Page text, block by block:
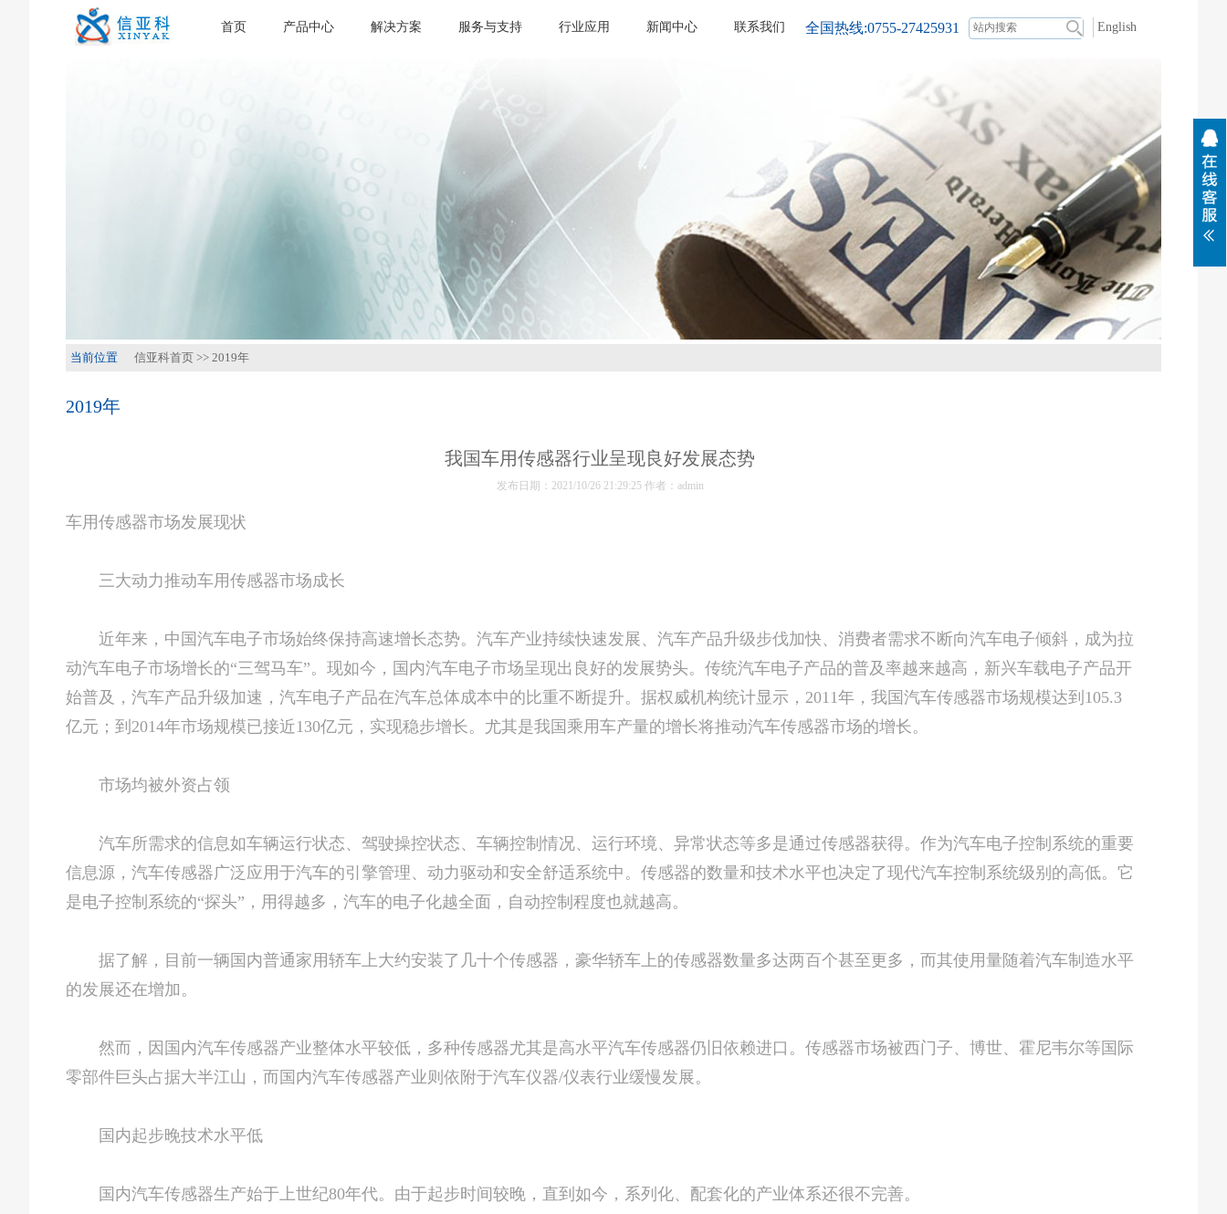
全国热线:0755-27425931 English
首页 产品中心 解决方案 服务与支持 行业应用 新闻中心 联系我们
当前位置 信亚科首页 >> 2019年
2019年
我国车用传感器行业呈现良好发展态势
发布日期：2021/10/26 21:29:25 作者：admin
车用传感器市场发展现状
三大动力推动车用传感器市场成长
近年来，中国汽车电子市场始终保持高速增长态势。汽车产业持续快速发展、汽车产品升级步伐加快、消费者需求不断向汽车电子倾斜，成为拉
动汽车电子市场增长的“三驾马车”。现如今，国内汽车电子市场呈现出良好的发展势头。传统汽车电子产品的普及率越来越高，新兴车载电子产品开
始普及，汽车产品升级加速，汽车电子产品在汽车总体成本中的比重不断提升。据权威机构统计显示，2011年，我国汽车传感器市场规模达到105.3
亿元；到2014年市场规模已接近130亿元，实现稳步增长。尤其是我国乘用车产量的增长将推动汽车传感器市场的增长。
市场均被外资占领
汽车所需求的信息如车辆运行状态、驾驶操控状态、车辆控制情况、运行环境、异常状态等多是通过传感器获得。作为汽车电子控制系统的重要
信息源，汽车传感器广泛应用于汽车的引擎管理、动力驱动和安全舒适系统中。传感器的数量和技术水平也决定了现代汽车控制系统级别的高低。它
是电子控制系统的“探头”，用得越多，汽车的电子化越全面，自动控制程度也就越高。
据了解，目前一辆国内普通家用轿车上大约安装了几十个传感器，豪华轿车上的传感器数量多达两百个甚至更多，而其使用量随着汽车制造水平
的发展还在增加。
然而，因国内汽车传感器产业整体水平较低，多种传感器尤其是高水平汽车传感器仍旧依赖进口。传感器市场被西门子、博世、霍尼韦尔等国际
零部件巨头占据大半江山，而国内汽车传感器产业则依附于汽车仪器/仪表行业缓慢发展。
国内起步晚技术水平低
国内汽车传感器生产始于上世纪80年代。由于起步时间较晚，直到如今，系列化、配套化的产业体系还很不完善。